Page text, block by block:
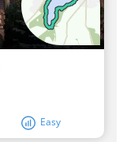
Easy